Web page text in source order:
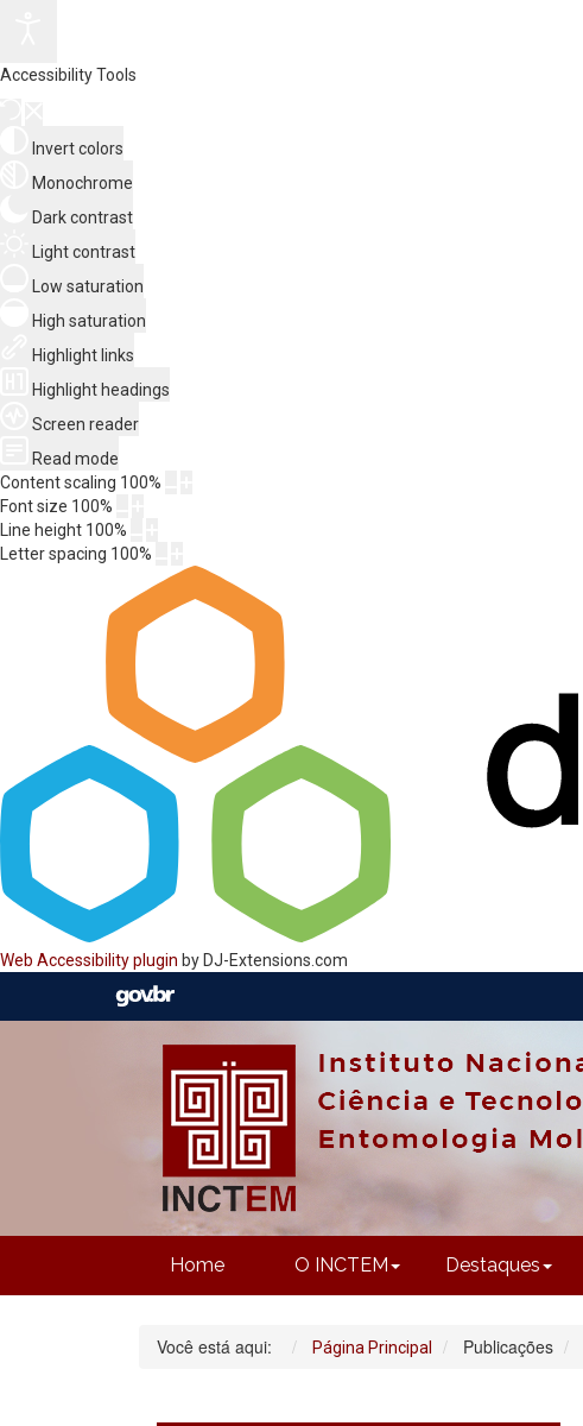
Accessibility Tools
Invert colors
Monochrome
Dark contrast
Light contrast
Low saturation
High saturation
Highlight links
Highlight headings
Screen reader
Read mode
Content scaling 100%
Font size 100%
Line height 100%
Letter spacing 100%
Web Accessibility plugin by DJ-Extensions.com
Home O INCTEM Destaques
Você está aqui: Página Principal Publicações